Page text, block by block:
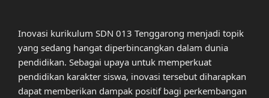
Inovasi kurikulum SDN 013 Tenggarong menjadi topik
yang sedang hangat diperbincangkan dalam dunia
pendidikan. Sebagai upaya untuk memperkuat
pendidikan karakter siswa, inovasi tersebut diharapkan
dapat memberikan dampak positif bagi perkembangan